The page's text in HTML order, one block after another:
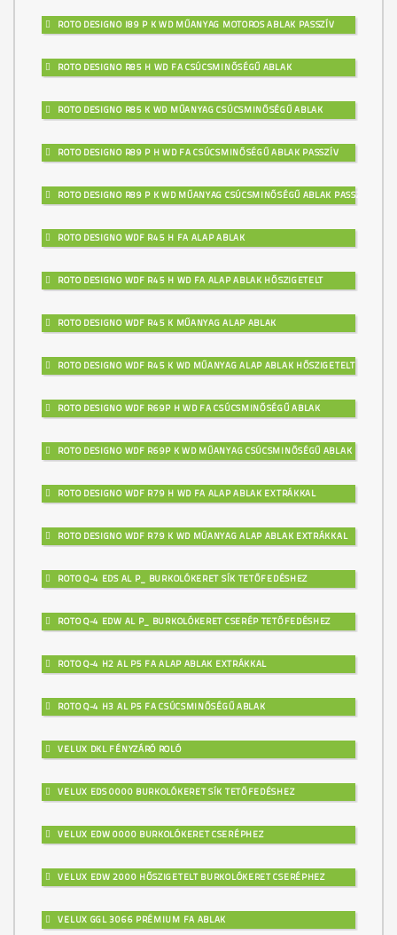
ROTO DESIGNO I89 P K WD MŰANYAG MOTOROS ABLAK PASSZÍV
ROTO DESIGNO R85 H WD FA CSÚCSMINŐSÉGŰ ABLAK
ROTO DESIGNO R85 K WD MŰANYAG CSÚCSMINŐSÉGŰ ABLAK
ROTO DESIGNO R89 P H WD FA CSÚCSMINŐSÉGŰ ABLAK PASSZÍV
ROTO DESIGNO R89 P K WD MŰANYAG CSÚCSMINŐSÉGŰ ABLAK PASSZÍV
ROTO DESIGNO WDF R45 H FA ALAP ABLAK
ROTO DESIGNO WDF R45 H WD FA ALAP ABLAK HŐSZIGETELT
ROTO DESIGNO WDF R45 K MŰANYAG ALAP ABLAK
ROTO DESIGNO WDF R45 K WD MŰANYAG ALAP ABLAK HŐSZIGETELT
ROTO DESIGNO WDF R69P H WD FA CSÚCSMINŐSÉGŰ ABLAK
ROTO DESIGNO WDF R69P K WD MŰANYAG CSÚCSMINŐSÉGŰ ABLAK
ROTO DESIGNO WDF R79 H WD FA ALAP ABLAK EXTRÁKKAL
ROTO DESIGNO WDF R79 K WD MŰANYAG ALAP ABLAK EXTRÁKKAL
ROTO Q-4 EDS AL P_ BURKOLÓKERET SÍK TETŐFEDÉSHEZ
ROTO Q-4 EDW AL P_ BURKOLÓKERET CSERÉP TETŐFEDÉSHEZ
ROTO Q-4 H2 AL P5 FA ALAP ABLAK EXTRÁKKAL
ROTO Q-4 H3 AL P5 FA CSÚCSMINŐSÉGŰ ABLAK
VELUX DKL FÉNYZÁRÓ ROLÓ
VELUX EDS 0000 BURKOLÓKERET SÍK TETŐFEDÉSHEZ
VELUX EDW 0000 BURKOLÓKERET CSERÉPHEZ
VELUX EDW 2000 HŐSZIGETELT BURKOLÓKERET CSERÉPHEZ
VELUX GGL 3066 PRÉMIUM FA ABLAK